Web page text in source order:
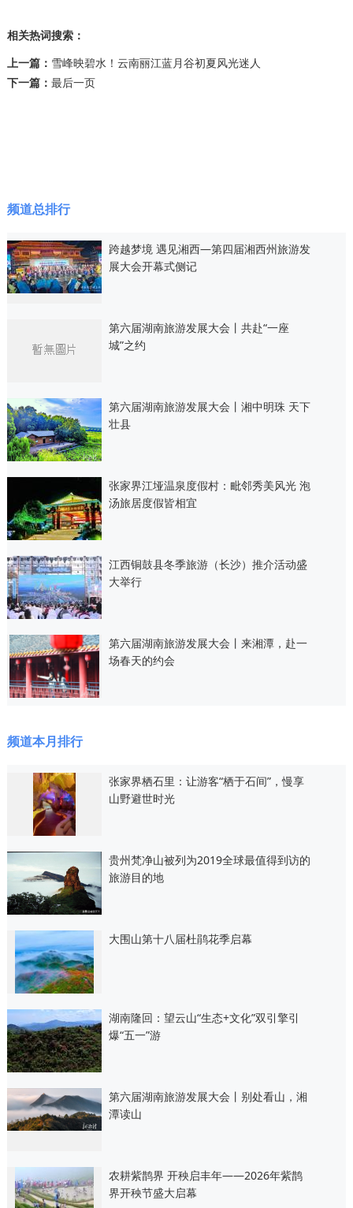
相关热词搜索：
上一篇： 雪峰映碧水！云南丽江蓝月谷初夏风光迷人
下一篇： 最后一页
频道总排行
跨越梦境 遇见湘西—第四届湘西州旅游发
展大会开幕式侧记
第六届湖南旅游发展大会丨共赴“一座
城”之约
第六届湖南旅游发展大会丨湘中明珠 天下
壮县
张家界江垭温泉度假村：毗邻秀美风光 泡
汤旅居度假皆相宜
江西铜鼓县冬季旅游（长沙）推介活动盛
大举行
第六届湖南旅游发展大会丨来湘潭，赴一
场春天的约会
频道本月排行
张家界栖石里：让游客“栖于石间”，慢享
山野避世时光
贵州梵净山被列为2019全球最值得到访的
旅游目的地
大围山第十八届杜鹃花季启幕
湖南隆回：望云山“生态+文化”双引擎引
爆“五一”游
第六届湖南旅游发展大会丨别处看山，湘
潭读山
农耕紫鹊界 开秧启丰年——2026年紫鹊
界开秧节盛大启幕